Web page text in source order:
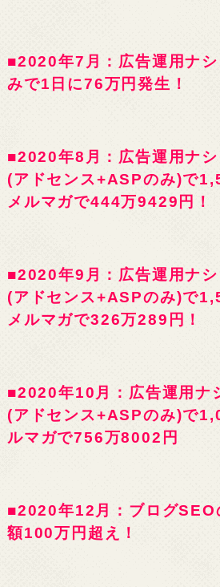
■2020年7月：広告運用ナ
みで1日に76万円発生！
■2020年8月：広告運用ナ
(アドセンス+ASPのみ)で
メルマガで444万9429円！
■2020年9月：広告運用ナ
(アドセンス+ASPのみ)で
メルマガで326万289円！
■2020年10月：広告運用ナ
(アドセンス+ASPのみ)で
ルマガで756万8002円
■2020年12月：ブログSEO
額100万円超え！